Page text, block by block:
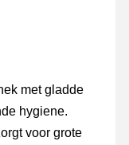
met gladde
hygiene.
voor grote